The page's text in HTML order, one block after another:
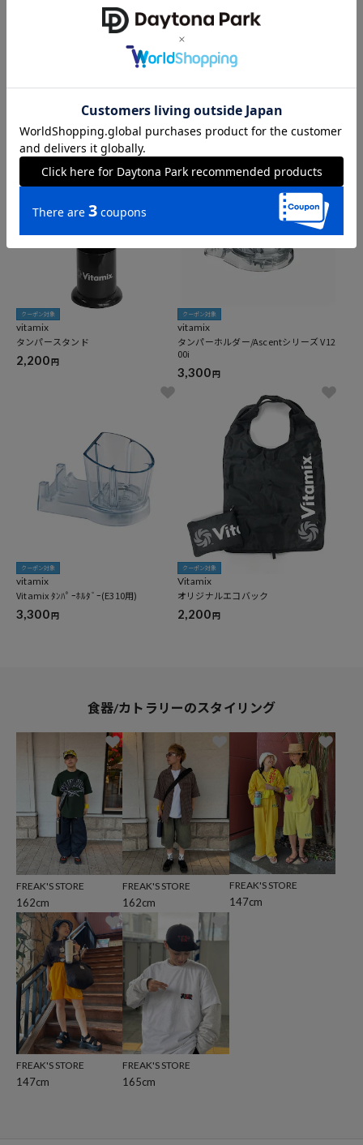
エアーディスクコンテナ―1.4L interlo
クーポン対象
ウェットコンテナ―1.4L interlock
34,999円
クーポン対象
vitamix
タンパースタンド
2,200円
クーポン対象
vitamix
タンパーホルダー/Ascentシリーズ V12
00i
3,300円
クーポン対象
vitamix
Vitamix ﾀﾝﾊﾟｰﾎﾙﾀﾞｰ(E310用)
3,300 円
クーポン対象
Vitamix
オリジナルエコバック
2,200 円
食器/カトラリーのスタイリング
FREAK'S STORE
162cm
FREAK'S STORE
162cm
FREAK'S STORE
147cm
FREAK'S STORE
147cm
FREAK'S STORE
165cm